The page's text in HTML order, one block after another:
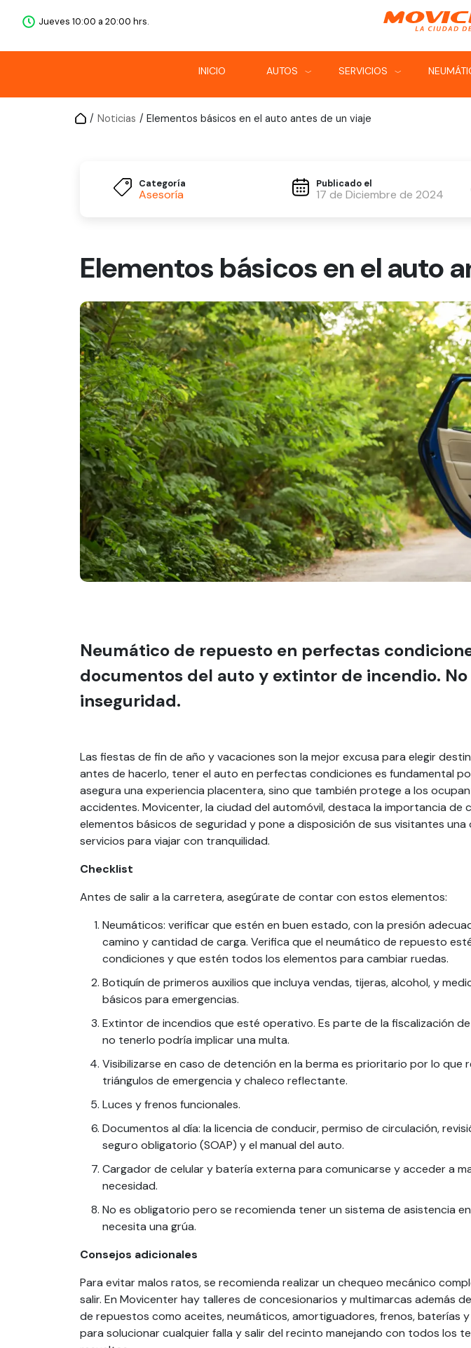
Jueves 10:00 a 20:00 hrs.
INICIO AUTOS‹ SERVICIOS‹
/ Noticias / Elementos básicos en el auto antes de un viaje
Categoría
Asesoría
Publicado el
17 de Diciembre de 2024
Elementos básicos en el auto
Neumático de repuesto en perfectas
documentos del auto y extintor de incendio.
inseguridad.
Las fiestas de fin de año y vacaciones son la mejor excusa para elegir
antes de hacerlo, tener el auto en perfectas condiciones es fundamental
asegura una experiencia placentera, sino que también protege a los
accidentes. Movicenter, la ciudad del automóvil, destaca la importancia de
elementos básicos de seguridad y pone a disposición de sus visitantes
servicios para viajar con tranquilidad.
Checklist
Antes de salir a la carretera, asegúrate de contar con estos elementos:
Neumáticos: verificar que estén en buen estado, con la presión
camino y cantidad de carga. Verifica que el neumático de repuesto
condiciones y que estén todos los elementos para cambiar ruedas.
Botiquín de primeros auxilios que incluya vendas, tijeras, alcohol, y
básicos para emergencias.
Extintor de incendios que esté operativo. Es parte de la fiscalización
no tenerlo podría implicar una multa.
Visibilizarse en caso de detención en la berma es prioritario por lo que
triángulos de emergencia y chaleco reflectante.
Luces y frenos funcionales.
Documentos al día: la licencia de conducir, permiso de circulación,
seguro obligatorio (SOAP) y el manual del auto.
Cargador de celular y batería externa para comunicarse y acceder a
necesidad.
No es obligatorio pero se recomienda tener un sistema de asistencia
necesita una grúa.
Consejos adicionales
Para evitar malos ratos, se recomienda realizar un chequeo mecánico
salir. En Movicenter hay talleres de concesionarios y multimarcas además
de repuestos como aceites, neumáticos, amortiguadores, frenos, baterías
para solucionar cualquier falla y salir del recinto manejando con todos los